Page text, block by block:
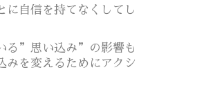
に自信を持てなくしてし
る”思い込み”の影響も
みを変えるためにアクシ